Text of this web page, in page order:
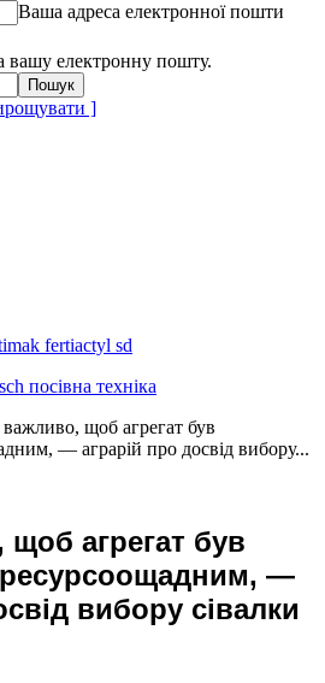
Ваша адреса електронної пошти
вашу електронну пошту.
]
щоб агрегат був
— аграрій про досвід вибору...
агрегат був
—
вибору сівалки